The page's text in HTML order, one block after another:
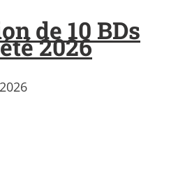
de 10 BDs
2026